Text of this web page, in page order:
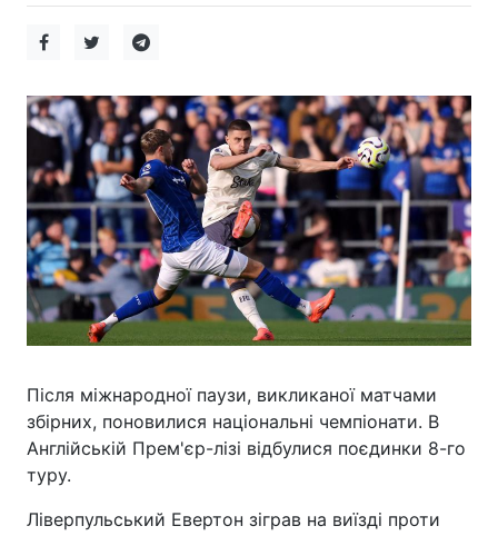
Після міжнародної паузи, викликаної матчами
збірних, поновилися національні чемпіонати. В
Англійській Прем'єр-лізі відбулися поєдинки 8-го
туру.
Ліверпульський Евертон зіграв на виїзді проти